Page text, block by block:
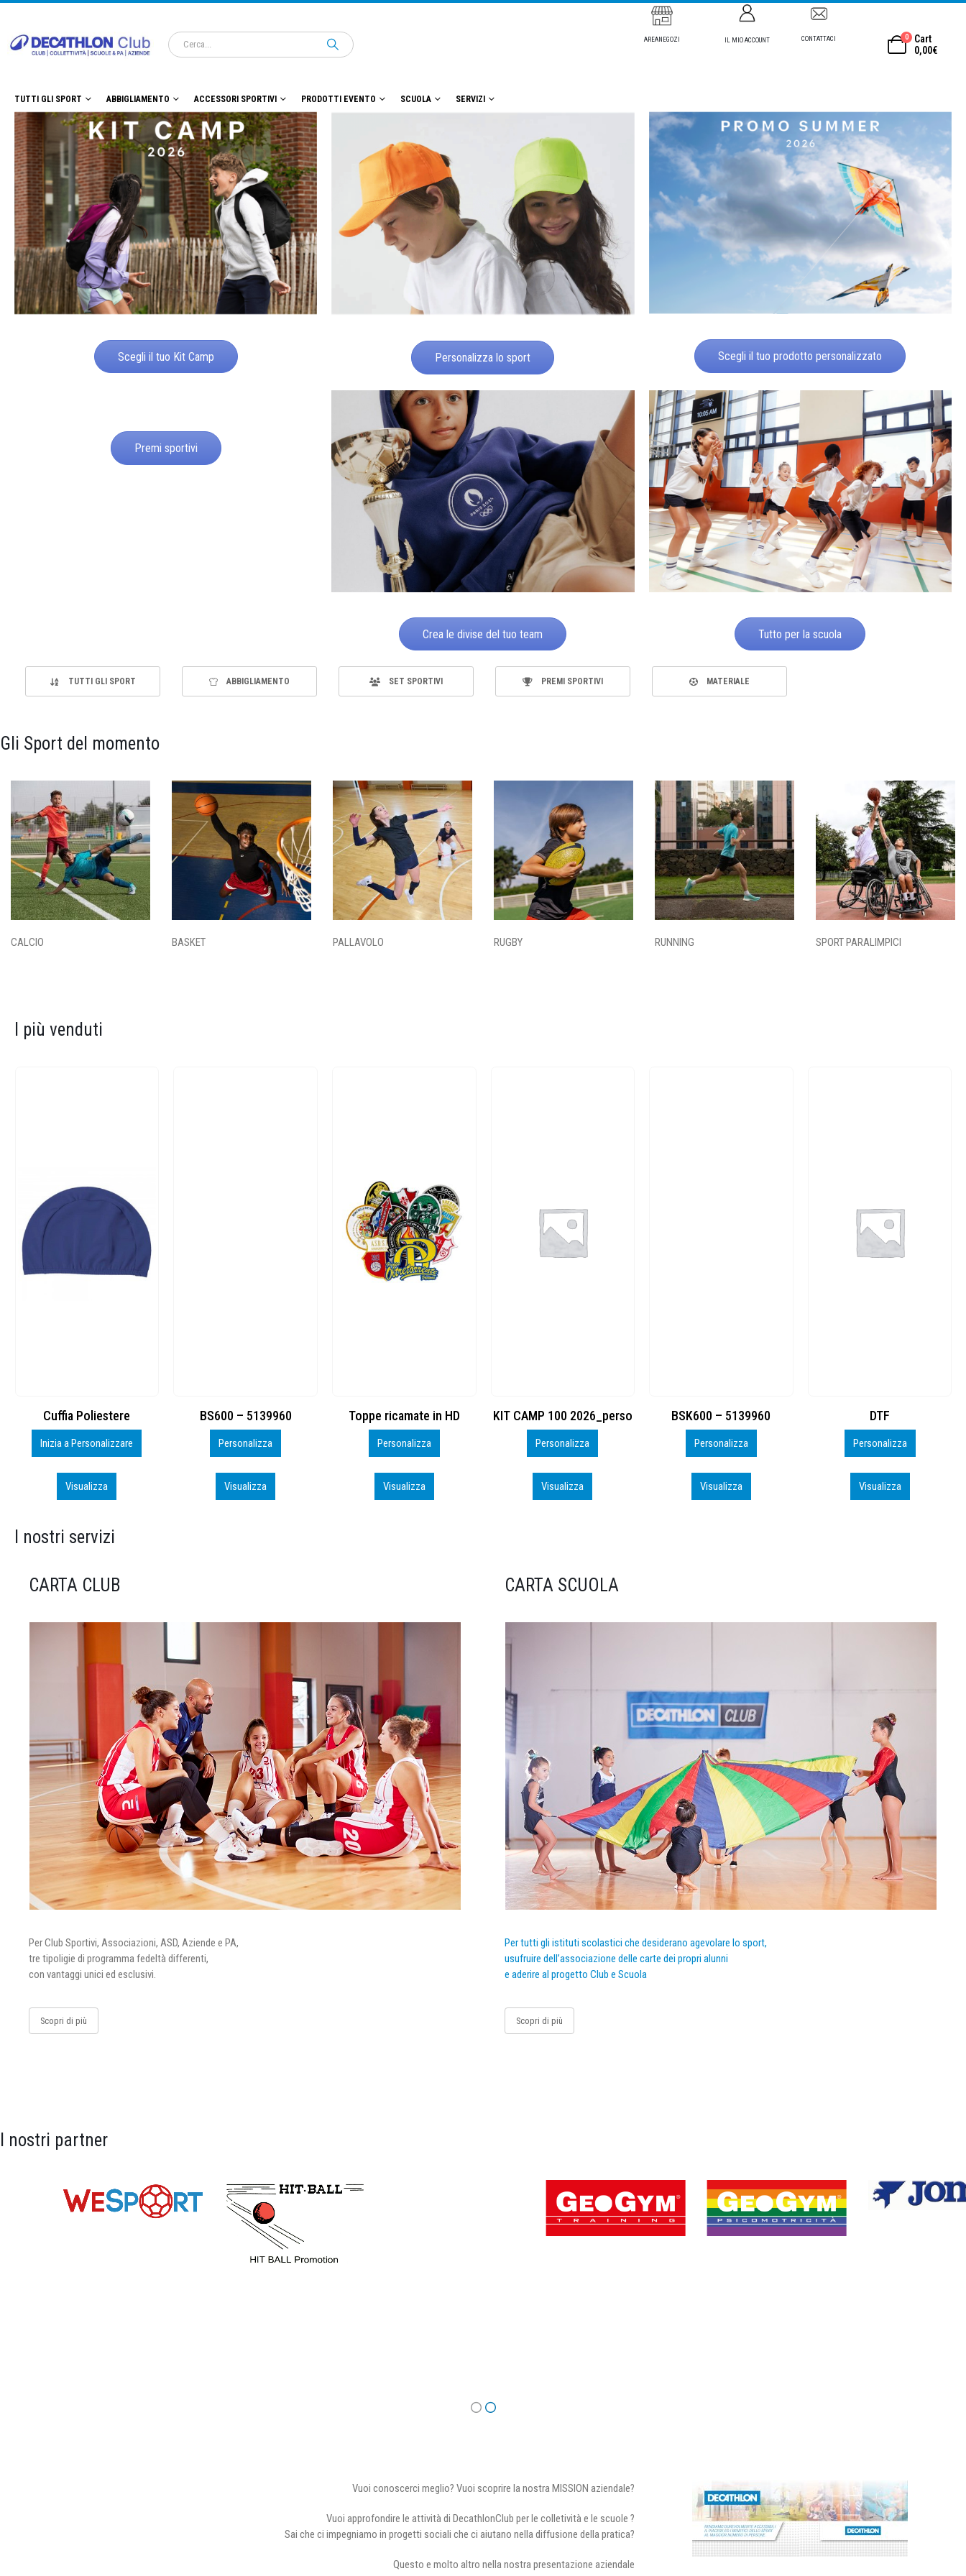
AREANEGOZI IL MIO ACCOUNT CONTATTACI 0
Cart
0,00€
TUTTI GLI SPORT ABBIGLIAMENTO ACCESSORI SPORTIVI PRODOTTI EVENTO SCUOLA SERVIZI
Scegli il tuo Kit Camp Personalizza lo sport Scegli il tuo prodotto personalizzato
Premi sportivi
Crea le divise del tuo team Tutto per la scuola
TUTTI GLI SPORT ABBIGLIAMENTO SET SPORTIVI PREMI SPORTIVI MATERIALE
Gli Sport del momento
CALCIO BASKET PALLAVOLO RUGBY RUNNING SPORT PARALIMPICI
I più venduti
BS600 – 5139960
Personalizza
Visualizza
Toppe ricamate in HD
Personalizza
Visualizza
KIT CAMP 100 2026_perso
Personalizza
Visualizza
BSK600 – 5139960
Personalizza
Visualizza
DTF
Personalizza
Visualizza
BAHRAIN CA0407_PERSO
Personalizza
Visualizza
I nostri servizi
CARTA CLUB
Per Club Sportivi, Associazioni, ASD, Aziende e PA,
tre tipoligie di programma fedeltà differenti,
con vantaggi unici ed esclusivi.
Scopri di più
CARTA SCUOLA
Per tutti gli istituti scolastici che desiderano agevolare lo sport,
usufruire dell’associazione delle carte dei propri alunni
e aderire al progetto Club e Scuola
Scopri di più
I nostri partner
Vuoi conoscerci meglio? Vuoi scoprire la nostra MISSION aziendale?
Vuoi approfondire le attività di DecathlonClub per le colletività e le scuole ?
Sai che ci impegniamo in progetti sociali che ci aiutano nella diffusione della pratica?
Questo e molto altro nella nostra presentazione aziendale